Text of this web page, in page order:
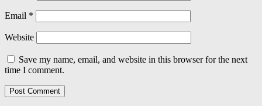
Email *
Website
Save my name, email, and website in this browser for the next
time I comment.